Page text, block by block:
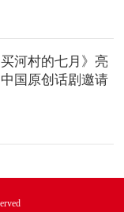
买河村的七月》亮
国原创话剧邀请